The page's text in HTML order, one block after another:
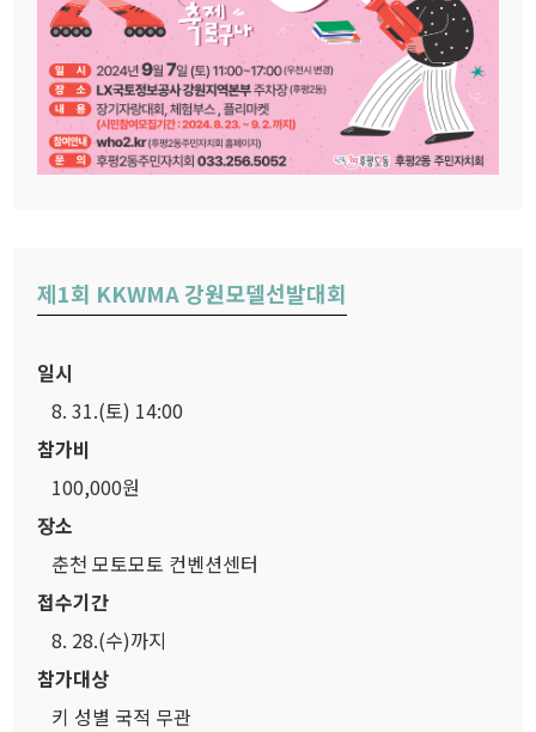
제1회 KKWMA 강원모델선발대회
일시
8. 31.(토) 14:00
참가비
100,000원
장소
춘천 모토모토 컨벤션센터
접수기간
8. 28.(수)까지
참가대상
키 성별 국적 무관